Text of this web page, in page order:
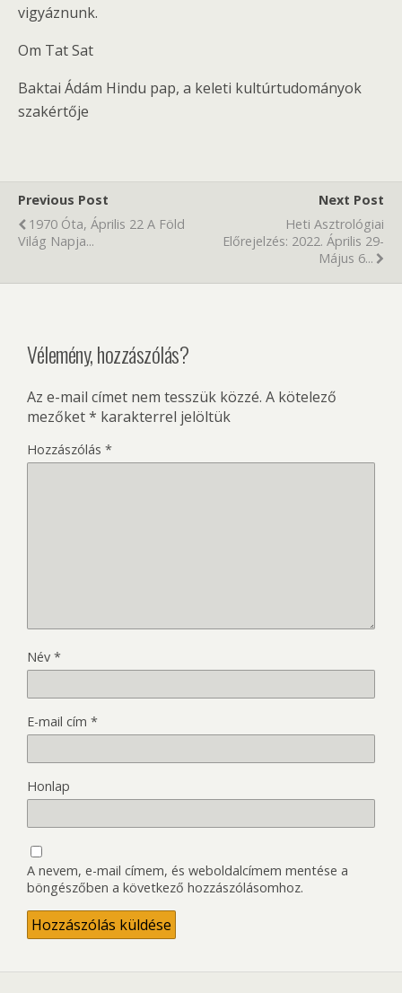
vigyáznunk.
Om Tat Sat
Baktai Ádám Hindu pap, a keleti kultúrtudományok
szakértője
Previous Post
1970 Óta, Április 22 A Föld
Világ Napja...
Next Post
Heti Asztrológiai
Előrejelzés: 2022. Április 29-
Május 6...
Vélemény, hozzászólás?
Az e-mail címet nem tesszük közzé. A kötelező
mezőket* karakterrel jelöltük
Hozzászólás *
Név *
E-mail cím *
Honlap
A nevem, e-mail címem, és weboldalcímem mentése a
böngészőben a következő hozzászólásomhoz.